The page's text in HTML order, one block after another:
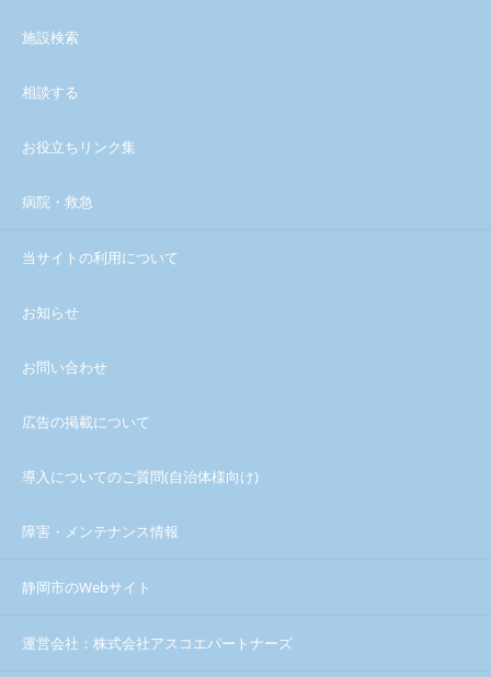
施設検索
相談する
お役立ちリンク集
病院・救急
当サイトの利用について
お知らせ
お問い合わせ
広告の掲載について
導入についてのご質問(自治体様向け)
障害・メンテナンス情報
静岡市のWebサイト
運営会社：株式会社アスコエパートナーズ